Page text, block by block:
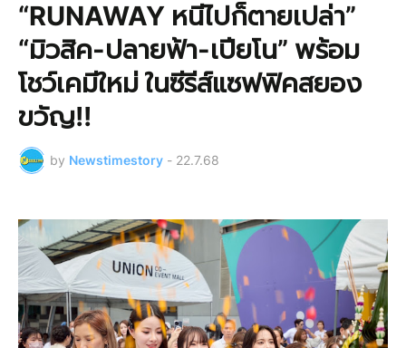
“RUNAWAY หนีไปก็ตายเปล่า”
“มิวสิค-ปลายฟ้า-เปียโน” พร้อม
โชว์เคมีใหม่ ในซีรีส์แซฟฟิคสยอง
ขวัญ!!
by Newstimestory - 22.7.68